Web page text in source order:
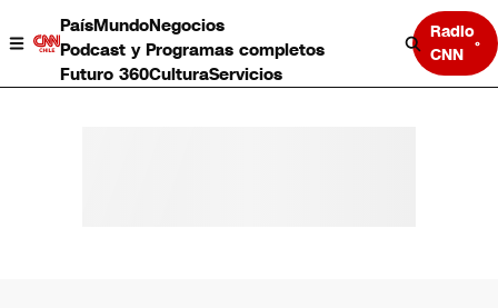
PaísMundoNegocios
Podcast y Programas completos
Futuro 360CulturaServicios
Radio
CNN